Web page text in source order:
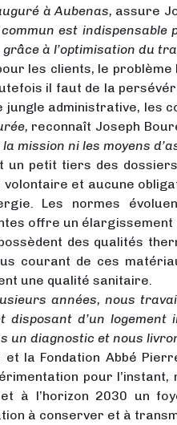
à Aubenas, assure
est
à l’optimisation du
les clients, le
il faut de la
jungle administrative, les
reconnaît Joseph
la mission ni les moyens
un petit tiers des
volontaire et aucune
Les normes
offre un élargissement
des qualités
courant de ces
une qualité sanitaire.
années, nous
disposant d’un logement
un diagnostic et nous
et la Fondation Abbé
pour
à l’horizon 2030 un
à conserver et à